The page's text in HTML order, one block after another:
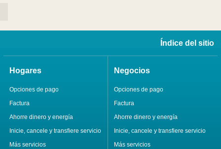
Índice del sitio
Hogares
Opciones de pago
Factura
Ahorre dinero y energía
Inicie, cancele y transfiere servicio
Más servicios
Negocios
Opciones de pago
Factura
Ahorre dinero y energía
Inicie, cancele y transfiere servicio
Más servicios